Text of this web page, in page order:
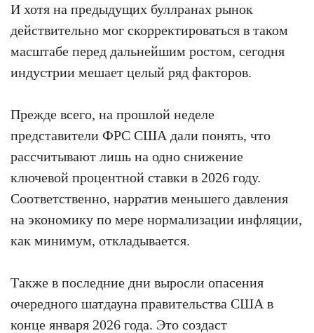
И хотя на предыдущих буллранах рынок
действительно мог скорректироваться в таком
масштабе перед дальнейшим ростом, сегодня
индустрии мешает целый ряд факторов.
Прежде всего, на прошлой неделе
представители ФРС США дали понять, что
рассчитывают лишь на одно снижение
ключевой процентной ставки в 2026 году.
Соответственно, нарратив меньшего давления
на экономику по мере нормализации инфляции,
как минимум, откладывается.
Также в последние дни выросли опасения
очередного шатдауна правительства США в
конце января 2026 года. Это создаст